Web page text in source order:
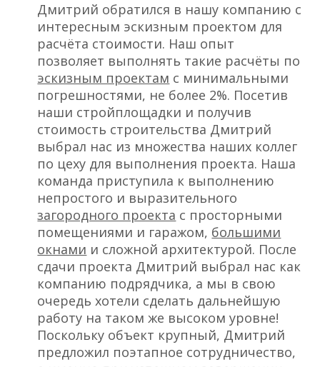
Дмитрий обратился в нашу компанию с
интересным эскизным проектом для
расчёта стоимости. Наш опыт
позволяет выполнять такие расчёты по
эскизным проектам с минимальными
погрешностями, не более 2%. Посетив
наши стройплощадки и получив
стоимость строительства Дмитрий
выбрал нас из множества наших коллег
по цеху для выполнения проекта. Наша
команда приступила к выполнению
непростого и выразительного
загородного проекта с просторными
помещениями и гаражом, большими
окнами и сложной архитектурой. После
сдачи проекта Дмитрий выбрал нас как
компанию подрядчика, а мы в свою
очередь хотели сделать дальнейшую
работу на таком же высоком уровне!
Поскольку объект крупный, Дмитрий
предложил поэтапное сотрудничество,